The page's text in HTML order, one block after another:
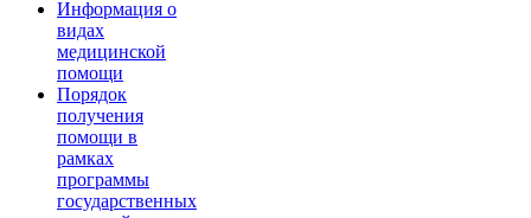
Информация о
видах
медицинской
помощи
Порядок
получения
помощи в
рамках
программы
государственных